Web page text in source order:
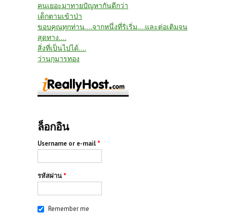
คนเยอะมาทายปัญหากันดีกว่า
เด็กตามเข้าป่า
ขอบคุณทุกท่าน....จากหนึ่งที่ริเริ่ม....และต่อเติมจน
สุดทาง....
สิ่งที่เป็นไปได้....
ว่านกุมารทอง
ล็อกอิน
Username or e-mail *
รหัสผ่าน *
Remember me